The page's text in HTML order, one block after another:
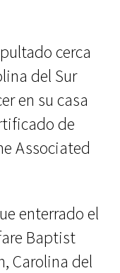
cerca
del Sur
en su casa
de
Associated
enterrado el
Baptist
Carolina del